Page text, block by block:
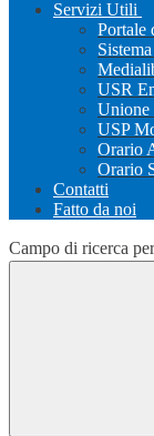
Servizi Utili
Portale
USR
Unione
USP
Orario
Orario
Contatti
Fatto da noi
Campo di ricerca